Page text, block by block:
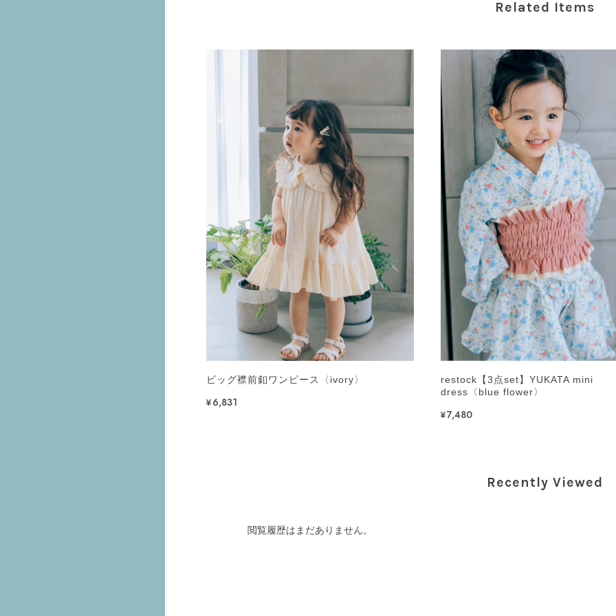
Related Items
ビッグ襟前釦ワンピース〈ivory〉
¥6,831
restock【3点set】YUKATA mini
dress〈blue flower〉
¥7,480
Recently Viewed
閲覧履歴はまだありません。